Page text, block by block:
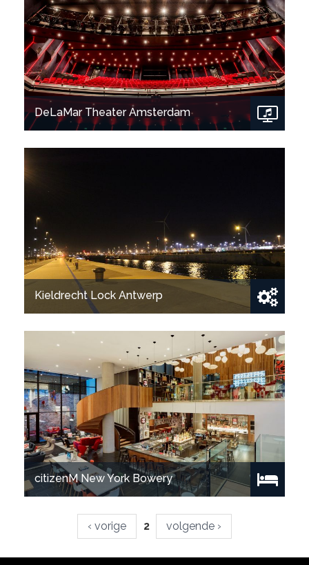
Show project
Show project
Show project
DeLaMar Theater Amsterdam
Kieldrecht Lock Antwerp
citizenM New York Bowery
Pages‹ vorige 2 volgende ›